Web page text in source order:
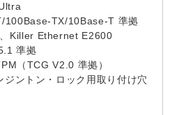
100Base-TX/10Base-T 準拠
、Killer Ethernet E2600
準拠
（TCG V2.0 準拠）
ジントン・ロック用取り付け穴